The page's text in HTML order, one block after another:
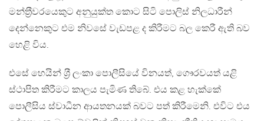
මන්ත‍්‍රීවරයෙකුට අනුයුක්ත කොට සිටි පොලිස් නිලධාරීන්
දෙන්නෙකුට එම නිවසේ වැඩපළ ද කිරීමට බල කෙරී ඇති බව
හෙළි විය.
එසේ හෙයින් ශ‍්‍රී ලංකා පොලීසියේ විනයත්, ගෞරවයත් යළි
ස්ථාපිත කිරීමට කාලය පැමිණ තිබේ. එය කළ හැක්කේ
පොලීසිය ස්වාධීන ආයතනයක් බවට පත් කිරීමෙනි. එවිට එය